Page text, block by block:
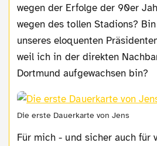
wegen der Erfolge der 90er
wegen des tollen Stadions?
unseres eloquenten
weil ich in der direkten
Dortmund aufgewachsen bin?
Die erste Dauerkarte von Jens
Für mich - und sicher auch für viele andere - ist